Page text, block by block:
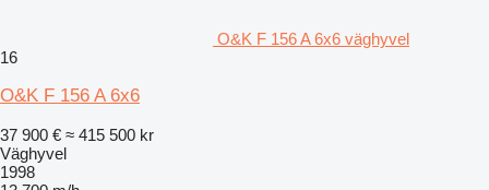
O&K F 156 A 6x6 väghyvel
16
O&K F 156 A 6x6
37 900 € ≈ 415 500 kr
Väghyvel
1998